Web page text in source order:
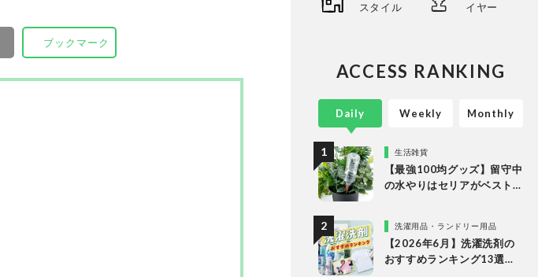
ブックマーク
スタイル
イヤー
ACCESS RANKING
Daily
生活雑貨
【最強100均グッズ】留守中
の水やりはセリアがベスト
洗濯用品・ランドリー用品
【2026年6月】洗濯洗剤の
おすすめランキング13選。
Weekly Monthly